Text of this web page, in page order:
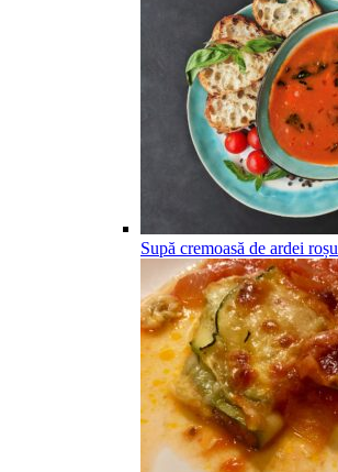
Supă cremoasă de ardei roșu